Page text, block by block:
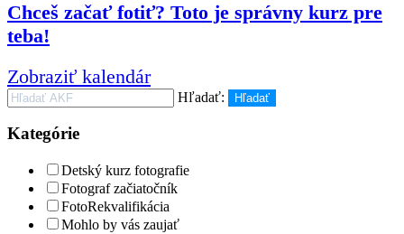
Chceš začať fotiť? Toto je správny kurz pre
teba!
Zobraziť kalendár
Hľadať: Hľadať
Kategórie
Detský kurz fotografie
Fotograf začiatočník
FotoRekvalifikácia
Mohlo by vás zaujať